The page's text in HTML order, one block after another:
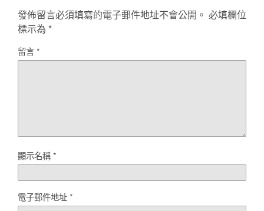
發佈留言必須填寫的電子郵件地址不會公開。 必填欄位
標示為 *
留言*
顯示名稱*
電子郵件地址*